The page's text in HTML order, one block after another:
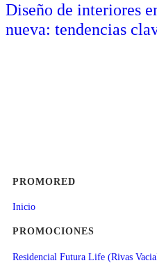
Diseño de interiores
nueva: tendencias
PROMORED
Inicio
PROMOCIONES
Residencial Futura Life (Rivas